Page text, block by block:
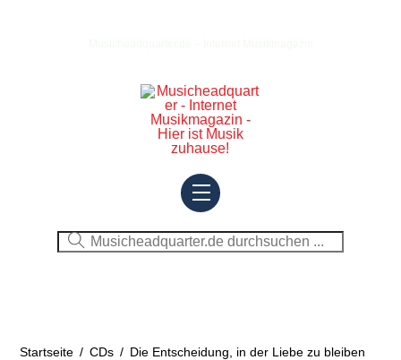
Menu
Startseite / CDs / Die Entscheidung, in der Liebe zu bleiben